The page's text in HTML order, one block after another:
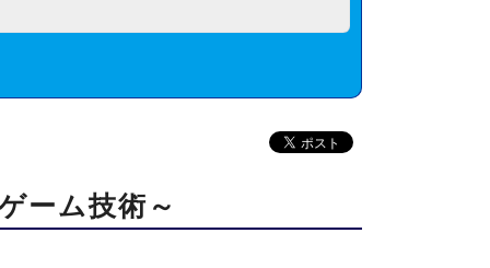
ーム技術～